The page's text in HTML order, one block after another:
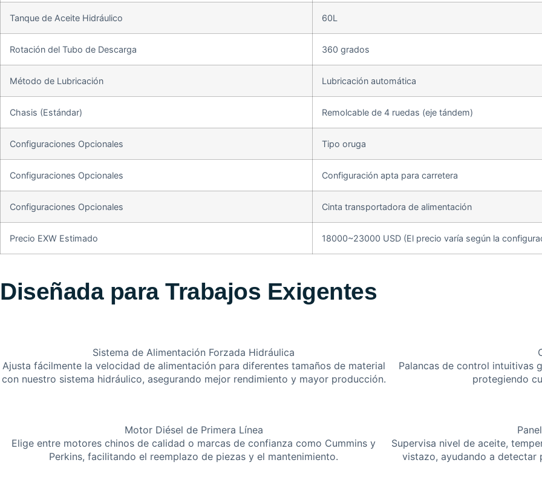
Tanque de Aceite Hidráulico 60L
Rotación del Tubo de Descarga 360 grados
Método de Lubricación Lubricación automática
Chasis (Estándar) Remolcable de 4 ruedas (eje tándem)
Configuraciones Opcionales Tipo oruga
Configuraciones Opcionales Configuración apta para carretera
Configuraciones Opcionales Cinta transportadora de alimentación
Precio EXW Estimado 18000~23000 USD (El precio varía según la
Diseñada para Trabajos Exigentes
Sistema de Alimentación Forzada Hidráulica
Ajusta fácilmente la velocidad de alimentación para diferentes tamaños de material
con nuestro sistema hidráulico, asegurando mejor rendimiento y mayor producción.
Motor Diésel de Primera Línea
Elige entre motores chinos de calidad o marcas de confianza como Cummins y
Perkins, facilitando el reemplazo de piezas y el mantenimiento.
Palancas de control intuitivas
protegiendo
Supervisa nivel de aceite,
vistazo, ayudando a detectar